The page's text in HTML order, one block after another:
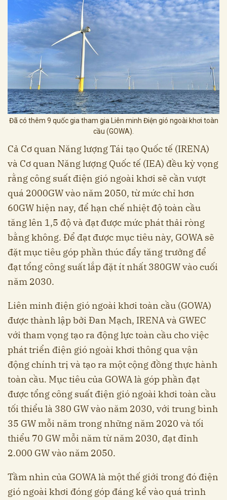
Đã có thêm 9 quốc gia tham gia Liên minh Điện gió ngoài khơi toàn
cầu (GOWA).
Cả Cơ quan Năng lượng Tái tạo Quốc tế (IRENA)
và Cơ quan Năng lượng Quốc tế (IEA) đều kỳ vọng
rằng công suất điện gió ngoài khơi sẽ cần vượt
quá 2000GW vào năm 2050, từ mức chỉ hơn
60GW hiện nay, để hạn chế nhiệt độ toàn cầu
tăng lên 1,5 độ và đạt được mức phát thải ròng
bằng không. Để đạt được mục tiêu này, GOWA sẽ
đặt mục tiêu góp phần thúc đẩy tăng trưởng để
đạt tổng công suất lắp đặt ít nhất 380GW vào cuối
năm 2030.
Liên minh điện gió ngoài khơi toàn cầu (GOWA)
được thành lập bởi Đan Mạch, IRENA và GWEC
với tham vọng tạo ra động lực toàn cầu cho việc
phát triển điện gió ngoài khơi thông qua vận
động chính trị và tạo ra một cộng đồng thực hành
toàn cầu. Mục tiêu của GOWA là góp phần đạt
được tổng công suất điện gió ngoài khơi toàn cầu
tối thiểu là 380 GW vào năm 2030, với trung bình
35 GW mỗi năm trong những năm 2020 và tối
thiểu 70 GW mỗi năm từ năm 2030, đạt đỉnh
2.000 GW vào năm 2050.
Tầm nhìn của GOWA là một thế giới trong đó điện
gió ngoài khơi đóng góp đáng kể vào quá trình